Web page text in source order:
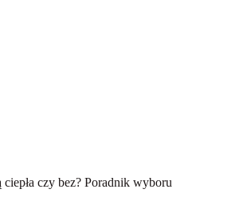
ciepła czy bez? Poradnik wyboru